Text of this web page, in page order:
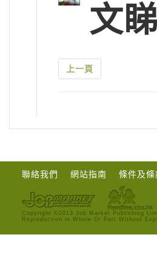
文
上一頁
聯絡我們 網站指南 條件及條
Copyright ©2013 Job Market Publishing
Reproduction in Whole Or Part Without